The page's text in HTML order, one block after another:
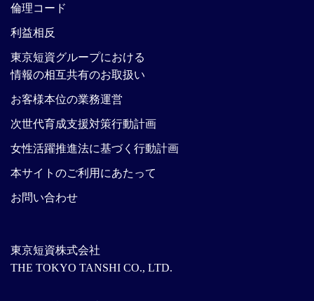
東京短資株式会社
THE TOKYO TANSHI CO., LTD.
倫理コード
利益相反
東京短資グループにおける
情報の相互共有のお取扱い
お客様本位の業務運営
次世代育成支援対策行動計画
女性活躍推進法に基づく行動計画
本サイトのご利用にあたって
お問い合わせ